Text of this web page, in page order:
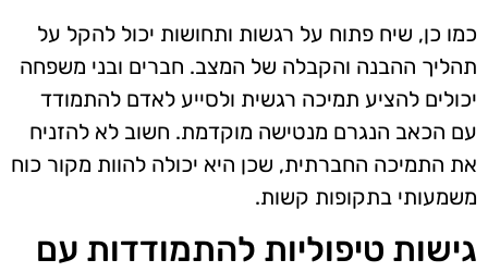
כמו כן, שיח פתוח על רגשות ותחושות יכול להקל על
תהליך ההבנה והקבלה של המצב. חברים ובני משפחה
יכולים להציע תמיכה רגשית ולסייע לאדם להתמודד
עם הכאב הנגרם מנטישה מוקדמת. חשוב לא להזניח
את התמיכה החברתית, שכן היא יכולה להוות מקור כוח
משמעותי בתקופות קשות.
גישות טיפוליות להתמודדות עם